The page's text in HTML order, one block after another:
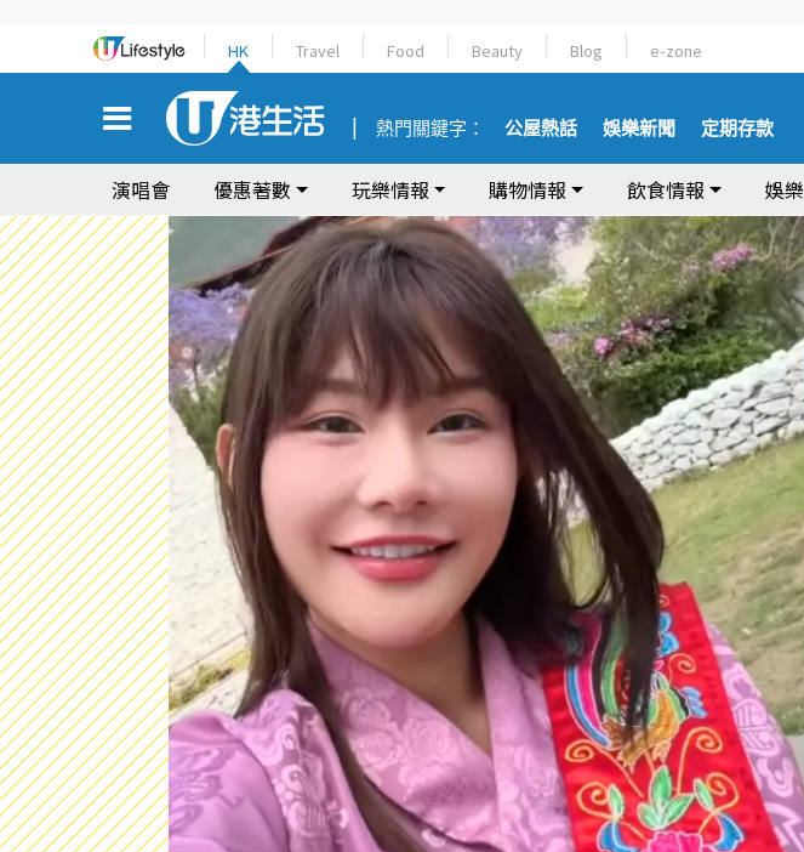
HK Travel Food Beauty Blog e-zone
熱門關鍵字： 公屋熱話 娛樂新聞 定期存款
演唱會 優惠著數 玩樂情報 購物情報 飲食情報 娛樂